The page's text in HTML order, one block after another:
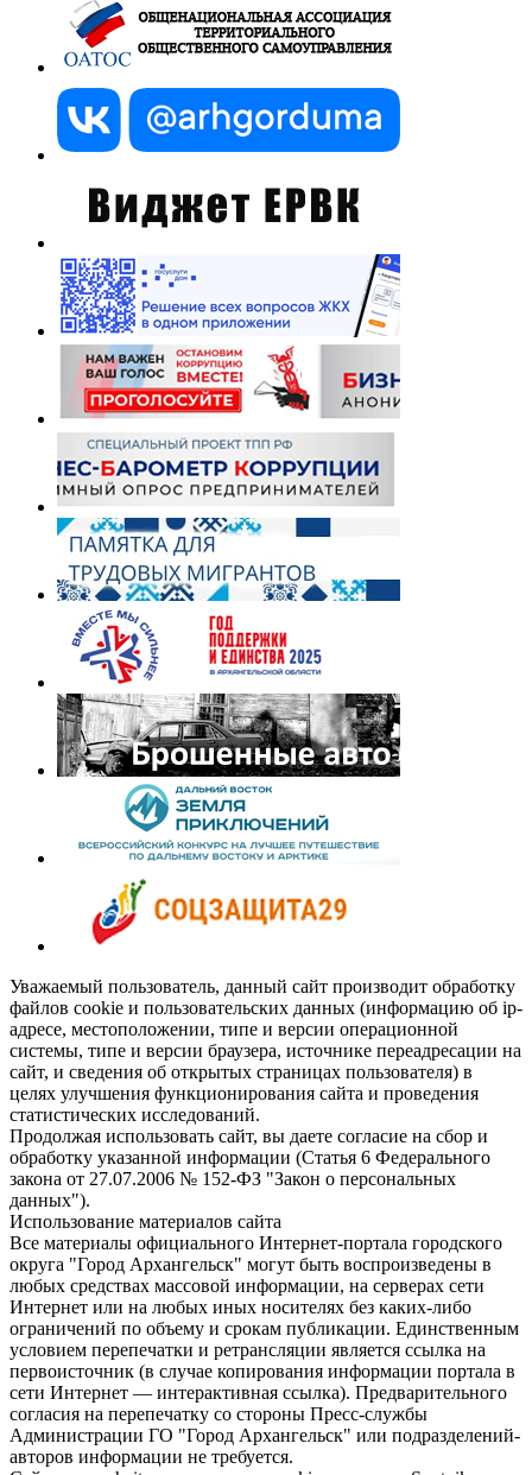
Уважаемый пользователь, данный сайт производит обработку
файлов cookie и пользовательских данных (информацию об ip-
адресе, местоположении, типе и версии операционной
системы, типе и версии браузера, источнике переадресации на
сайт, и сведения об открытых страницах пользователя) в
целях улучшения функционирования сайта и проведения
статистических исследований.
Продолжая использовать сайт, вы даете согласие на сбор и
обработку указанной информации (Статья 6 Федерального
закона от 27.07.2006 № 152-ФЗ "Закон о персональных
данных").
Использование материалов сайта
Все материалы официального Интернет-портала городского
округа "Город Архангельск" могут быть воспроизведены в
любых средствах массовой информации, на серверах сети
Интернет или на любых иных носителях без каких-либо
ограничений по объему и срокам публикации. Единственным
условием перепечатки и ретрансляции является ссылка на
первоисточник (в случае копирования информации портала в
сети Интернет — интерактивная ссылка). Предварительного
согласия на перепечатку со стороны Пресс-службы
Администрации ГО "Город Архангельск" или подразделений-
авторов информации не требуется.